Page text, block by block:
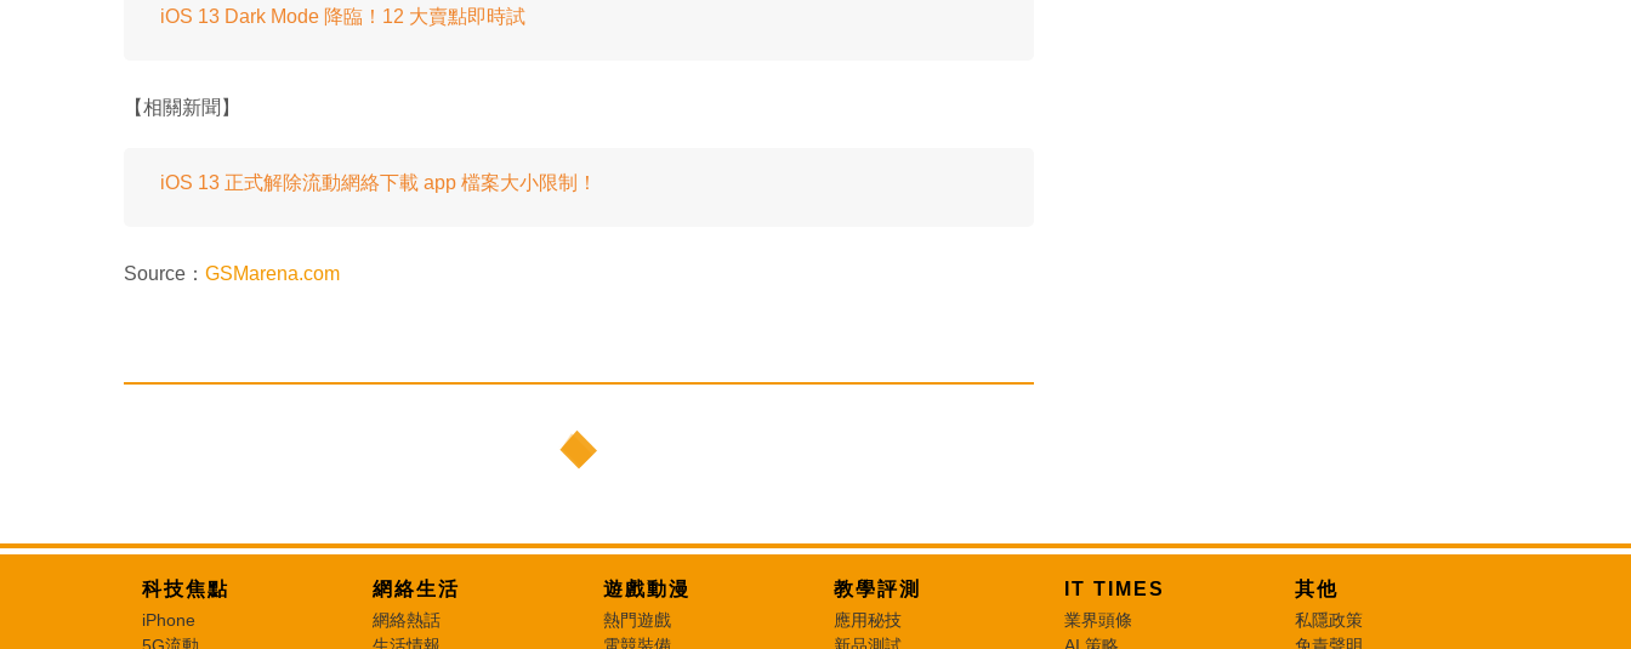
iOS 13 Dark Mode 降臨！12 大賣點即時試
【相關新聞】
iOS 13 正式解除流動網絡下載 app 檔案大小限制！
Source： GSMarena.com
科技焦點
iPhone
網絡生活
網絡熱話
遊戲動漫
熱門遊戲
教學評測
應用秘技
IT TIMES
業界頭條
其他
私隱政策